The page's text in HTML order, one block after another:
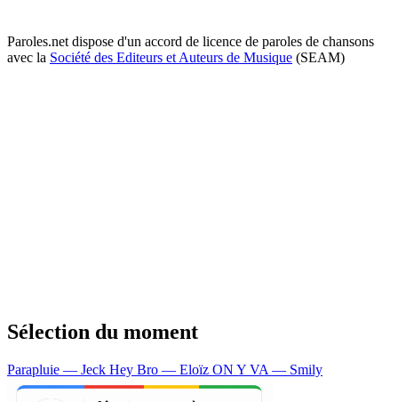
Paroles.net dispose d'un accord de licence de paroles de chansons
avec la Société des Editeurs et Auteurs de Musique (SEAM)
Sélection du moment
Parapluie — Jeck Hey Bro — Eloïz ON Y VA — Smily